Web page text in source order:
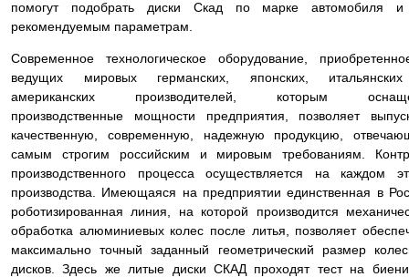
помогут подобрать диски Скад по марке автомобиля
рекомендуемым параметрам.
Современное технологическое оборудование,
ведущих мировых германских, японских,
американских производителей, которым
производственные мощности предприятия, позволяет
качественную, современную, надежную продукцию,
самым строгим российским и мировым требованиям.
производственного процесса осуществляется на каждом
производства. Имеющаяся на предприятии единственная в
роботизированная линия, на которой производится
обработка алюминиевых колес после литья, позволяет
максимально точный заданный геометрический размер
дисков. Здесь же литые диски СКАД проходят тест на